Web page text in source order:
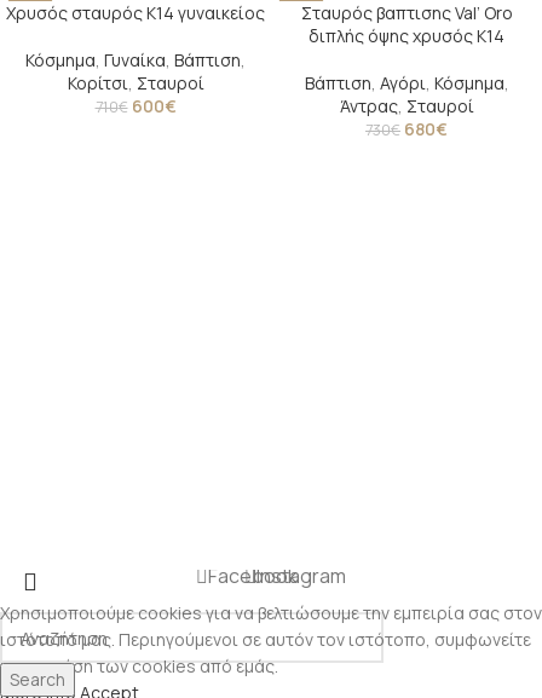
-15%
Χρυσός σταυρός Κ14 γυναικείος
Κόσμημα, Γυναίκα, Βάπτιση,
Κορίτσι, Σταυροί
710€ 600€
-7%
Σταυρός βαπτισης Val’ Oro
διπλής όψης χρυσός Κ14
Βάπτιση, Αγόρι, Κόσμημα,
Άντρας, Σταυροί
730€ 680€
Search
FacebookInstagram
Χρησιμοποιούμε cookies για να βελτιώσουμε την εμπειρία σας στον
ιστότοπό μας. Περιηγούμενοι σε αυτόν τον ιστότοπο, συμφωνείτε
με τη χρήση των cookies από εμάς.
More info Accept